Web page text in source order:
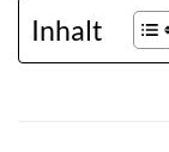
Inhalt